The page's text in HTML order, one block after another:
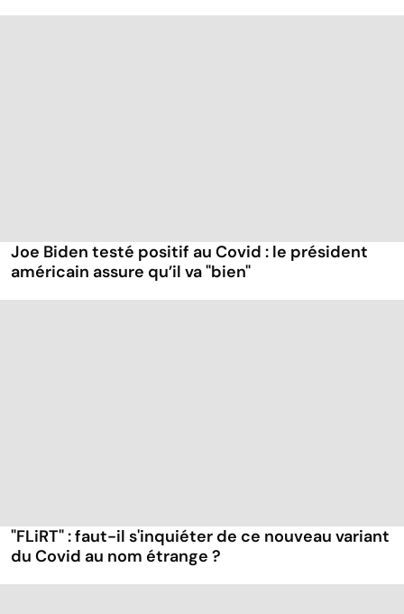
Joe Biden testé positif au Covid : le président
américain assure qu’il va "bien"
"FLiRT" : faut-il s'inquiéter de ce nouveau variant
du Covid au nom étrange ?